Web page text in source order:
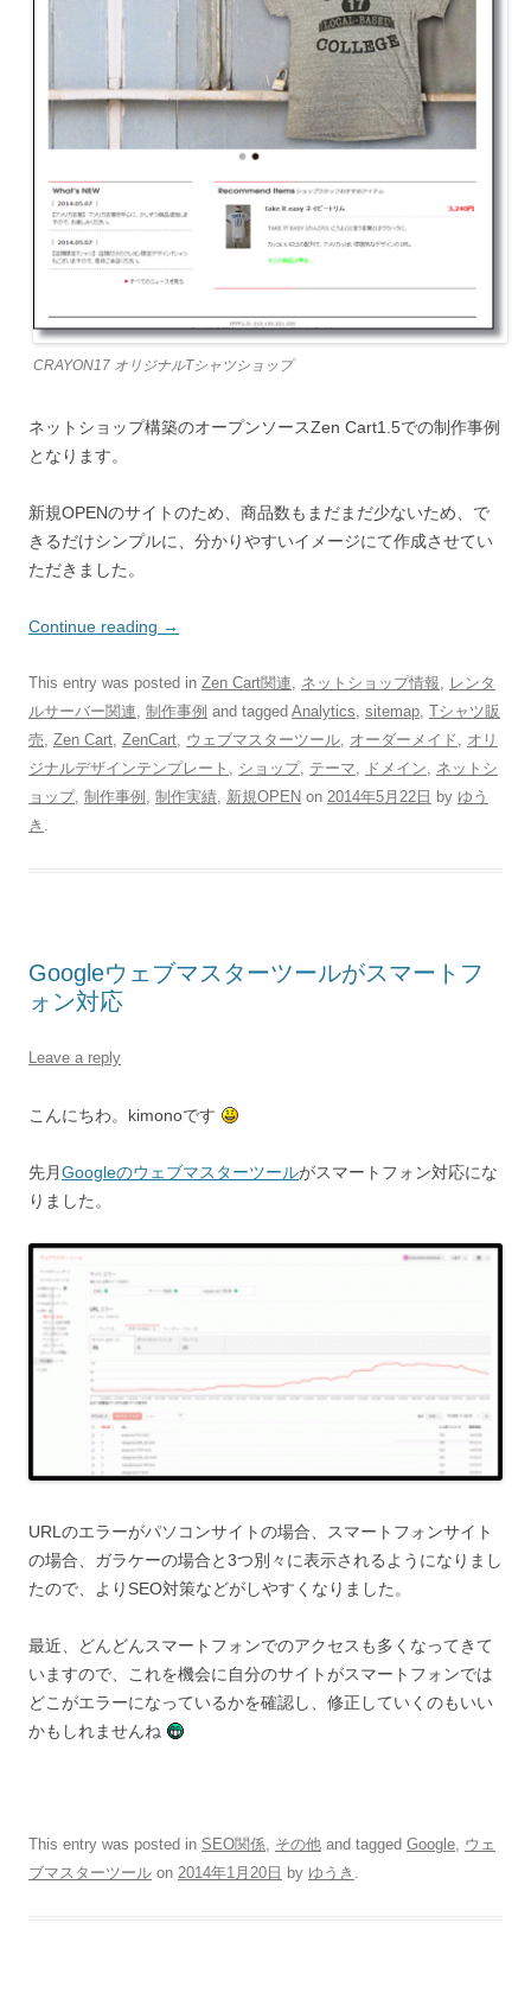
CRAYON17 オリジナルTシャツショップ
ネットショップ構築のオープンソースZen Cart1.5での制作事例
となります。
新規OPENのサイトのため、商品数もまだまだ少ないため、で
きるだけシンプルに、分かりやすいイメージにて作成させてい
ただきました。
Continue reading →
This entry was posted in Zen Cart関連, ネットショップ情報, レンタ
ルサーバー関連, 制作事例 and tagged Analytics, sitemap, Tシャツ販
売, Zen Cart, ZenCart, ウェブマスターツール, オーダーメイド , オリ
ジナルデザインテンプレート , ショップ, テーマ, ドメイン, ネットシ
ョップ, 制作事例 , 制作実績, 新規OPEN on 2014年5月22日 by ゆう
き .
Googleウェブマスターツールがスマートフ
ォン対応
Leave a reply
こんにちわ。kimonoです
先月Googleのウェブマスターツールがスマートフォン対応にな
りました。
URLのエラーがパソコンサイトの場合、スマートフォンサイト
の場合、ガラケーの場合と3つ別々に表示されるようになりまし
たので、よりSEO対策などがしやすくなりました。
最近、どんどんスマートフォンでのアクセスも多くなってきて
いますので、これを機会に自分のサイトがスマートフォンでは
どこがエラーになっているかを確認し、修正していくのもいい
かもしれませんね
This entry was posted in SEO関係, その他 and tagged Google, ウェ
ブマスターツール on 2014年1月20日 by ゆうき .